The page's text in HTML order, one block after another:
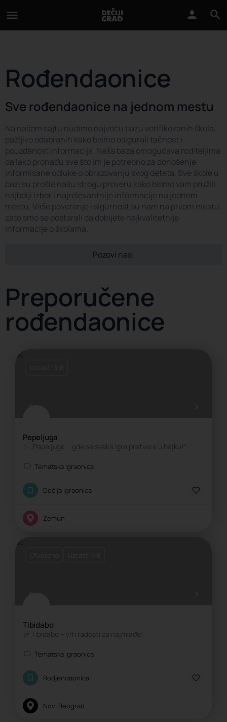
Rođendaonice
Sve rođendaonice na jednom mestu
Na našem sajtu nudimo najveću bazu verifikovanih škola,
pažljivo odabranih kako bismo osigurali tačnost i
pouzdanost informacija. Naša baza omogućava roditeljima
da lako pronađu sve što im je potrebno za donošenje
informisane odluke o obrazovanju svog deteta. Sve škole u
bazi su prošle našu strogu proveru kako bismo vam pružili
najbolji izbor i najrelevantnije informacije na jednom
mestu. Vaše poverenje i sigurnost su nam na prvom mestu,
zato smo se postarali da dobijete najkvalitetnije
informacije o školama.
Pozovi nas!
Preporučene
rođendaonice
Pepeljuga
✨ „Pepeljuga – gde se svaka igra pretvara u bajku!“
Tematska igraonica
Dečija igraonica
Zemun
Tibidabo
🎉 Tibidabo – vrh radosti za najmlađe!
Tematska igraonica
Rodjendaonica
Novi Beograd